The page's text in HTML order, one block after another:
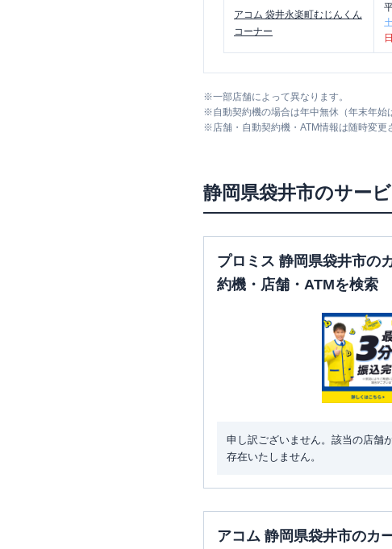
アコム 袋井永楽町むじんくん
コーナー
※一部店舗によって異なります。
※自動契約機の場合は年中無休（年末年始
※店舗・自動契約機・ATM情報は随時変
静岡県袋井市のサー
プロミス 静岡県袋井市の
約機・店舗・ATMを検索
申し訳ございません。該当の店舗
存在いたしません。
アコム 静岡県袋井市のカ